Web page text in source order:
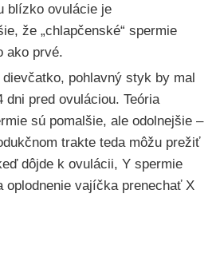
blízko ovulácie je
že „chlapčenské“ spermie
ako prvé.
pohlavný styk by mal
dni pred ovuláciou. Teória
sú pomalšie, ale odolnejšie –
trakte teda môžu prežiť
dôjde k ovulácii, Y spermie
oplodnenie vajíčka prenechať X